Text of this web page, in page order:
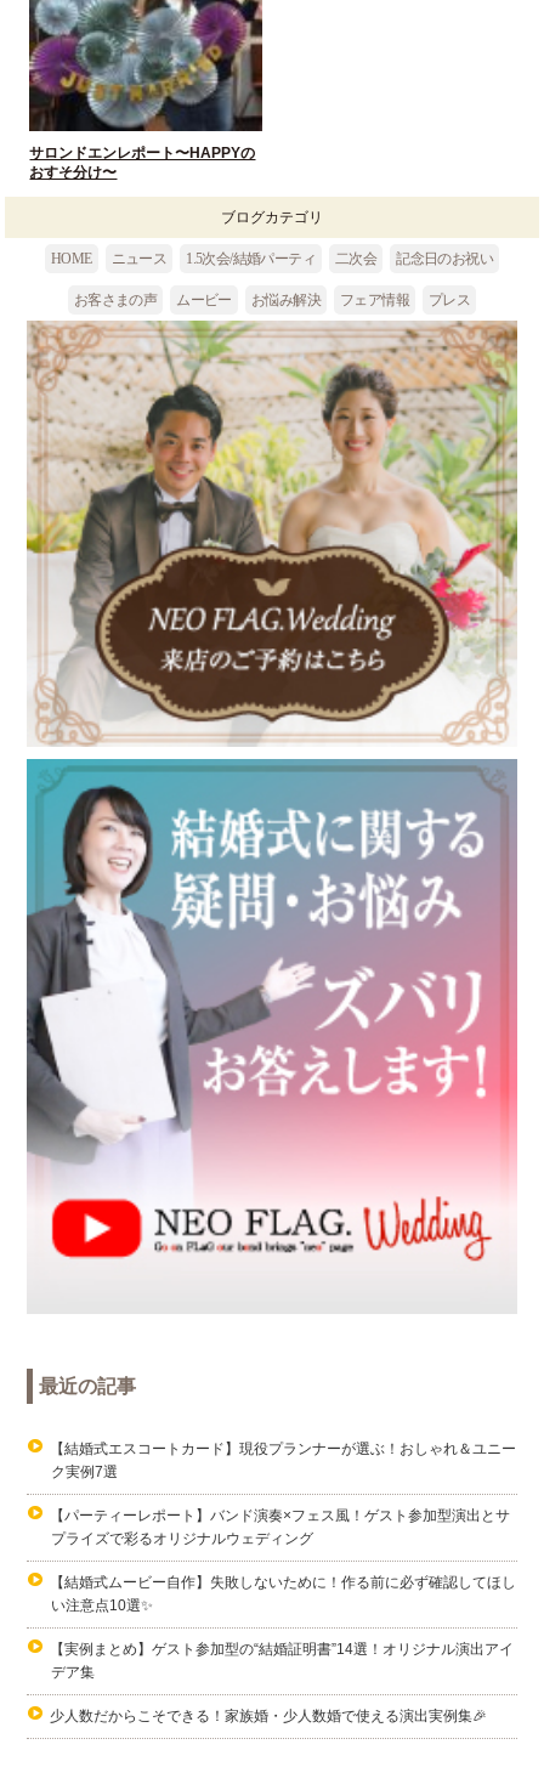
サロンドエンレポート〜HAPPYの
おすそ分け〜
HOME ニュース 1.5次会/結婚パーティ 二次会 記念日のお祝い
お客さまの声 ムービー お悩み解決 フェア情報 プレス
最近の記事
【結婚式エスコートカード】現役プランナーが選ぶ！おしゃれ＆ユニー
ク実例7選
【パーティーレポート】バンド演奏×フェス風！ゲスト参加型演出とサ
プライズで彩るオリジナルウェディング
【結婚式ムービー自作】失敗しないために！作る前に必ず確認してほし
い注意点10選✨
【実例まとめ】ゲスト参加型の“結婚証明書”14選！オリジナル演出アイ
デア集
少人数だからこそできる！家族婚・少人数婚で使える演出実例集🎉